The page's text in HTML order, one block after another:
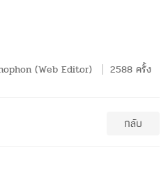
(Web Editor) 2588 ครั้ง
กลับ